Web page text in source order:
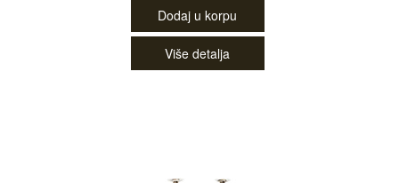
Dodaj u korpu
Više detalja